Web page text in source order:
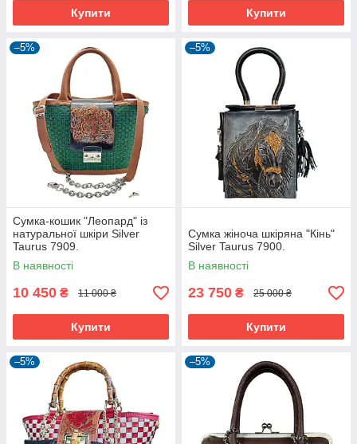
Купити Купити
–5%
Сумка-кошик "Леопард" із
натуральної шкіри Silver
Taurus 7909.
В наявності
10 450 ₴ 11 000 ₴
Купити
–5%
Сумка жіноча шкіряна "Кінь"
Silver Taurus 7900.
В наявності
23 750 ₴ 25 000 ₴
Купити
–5% –5%